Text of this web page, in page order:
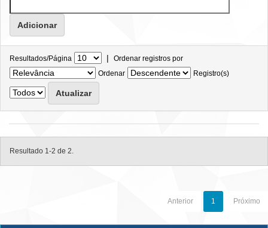
Resultados/Página | Ordenar registros por
Ordenar
Registro(s)
Resultado 1-2 de 2.
Anterior 1 Próximo